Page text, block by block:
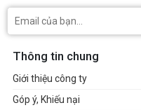
Pin
Kích thước
Cân nặng
Thông tin chung
Giới thiệu công ty
Góp ý, Khiếu nại